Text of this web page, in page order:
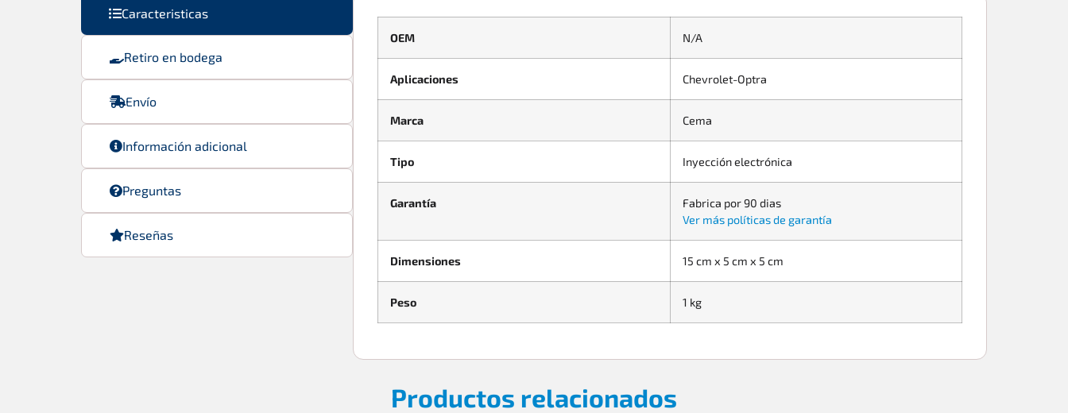
Caracteristicas
Retiro en bodega
Envío
Información adicional
Preguntas
Reseñas
OEM N/A
Aplicaciones Chevrolet-Optra
Marca Cema
Tipo Inyección electrónica
Garantía
Fabrica por 90 dias
Ver más políticas de garantía
Dimensiones 15 cm x 5 cm x 5 cm
Peso 1 kg
Productos relacionados